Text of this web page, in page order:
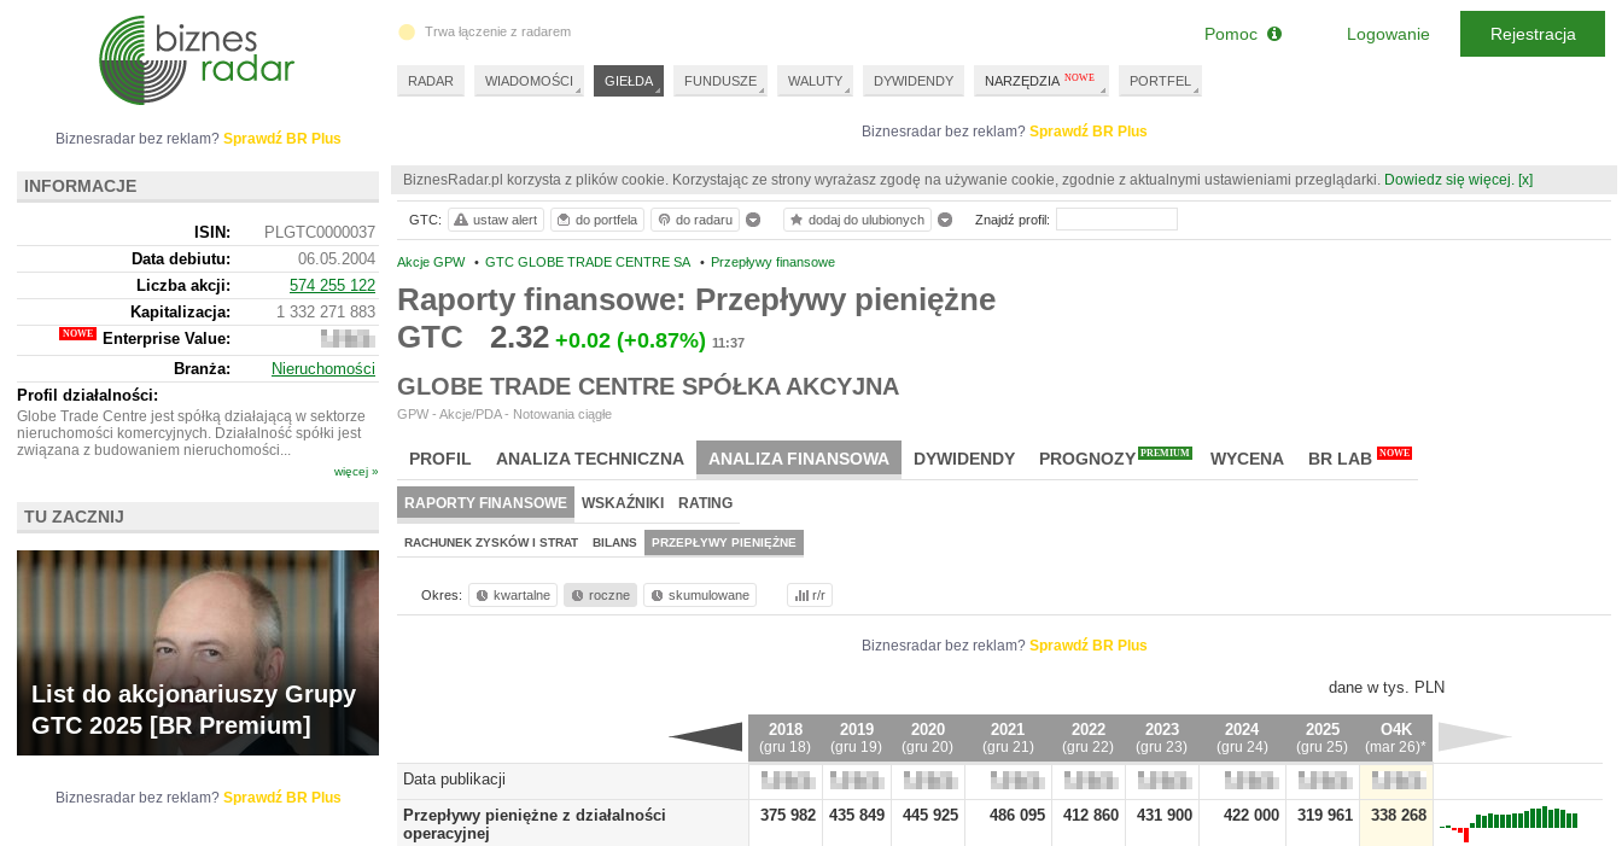
Biznesradar bez reklam? Sprawdź BR Plus
BiznesRadar.pl korzysta z plików cookie. Korzystając ze strony wyrażasz zgodę na używanie cookie, zgodnie z aktualnymi ustawieniami przeglądarki. Dowiedz się więcej. [x]
Akcje GPW • GTC GLOBE TRADE CENTRE SA • Przepływy finansowe
Raporty finansowe: Przepływy pieniężne
GTC
2.32 +0.02 (+0.87%) 11:37
GLOBE TRADE CENTRE SPÓŁKA AKCYJNA
GPW - Akcje/PDA - Notowania ciągłe
PROFIL ANALIZA TECHNICZNA ANALIZA FINANSOWA DYWIDENDY PROGNOZY PREMIUM WYCENA BR LAB NOWE
RAPORTY FINANSOWE WSKAŹNIKI RATING
RACHUNEK ZYSKÓW I STRAT BILANS PRZEPŁYWY PIENIĘŻNE
Okres: kwartalne roczne skumulowane r/r
Biznesradar bez reklam? Sprawdź BR Plus
dane w tys. PLN
2018
(gru 18)
2019
(gru 19)
2020
(gru 20)
2021
(gru 21)
2022
(gru 22)
2023
(gru 23)
2024
(gru 24)
2025
(gru 25)
O4K
(mar 26)*
Data publikacji
Przepływy pieniężne z działalności
operacyjnej
375 982 435 849 445 925 486 095 412 860 431 900 422 000 319 961 338 268
GTC: ustaw alert do portfela do radaru dodaj do ulubionych Znajdź profil:
Biznesradar bez reklam? Sprawdź BR Plus
INFORMACJE
ISIN:
PLGTC0000037
Data debiutu:
06.05.2004
Liczba akcji:
574 255 122
Kapitalizacja:
1 332 271 883
Enterprise Value:
8
300
402
Branża:
Nieruchomości
Profil działalności:
Globe Trade Centre jest spółką działającą w sektorze
nieruchomości komercyjnych. Działalność spółki jest
związana z budowaniem nieruchomości...
więcej »
TU ZACZNIJ
List do akcjonariuszy Grupy
GTC 2025 [BR Premium]
Biznesradar bez reklam? Sprawdź BR Plus
Trwa łączenie z radarem
RADAR WIADOMOŚCI GIEŁDA FUNDUSZE WALUTY DYWIDENDY NARZĘDZIA PORTFEL
Pomoc Logowanie Rejestracja